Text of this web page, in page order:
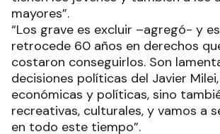
mayores”.
“Los grave es excluir –agregó- y
retrocede 60 años en derechos
costaron conseguirlos. Son
decisiones políticas del Javier
económicas y políticas, sino
recreativas, culturales, y vamos a
en todo este tiempo”.